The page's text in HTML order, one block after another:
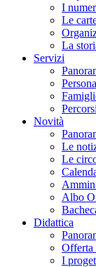
I
Le
La
Servizi
Novità
Le
Le
Albo
Didattica
Offerta
I